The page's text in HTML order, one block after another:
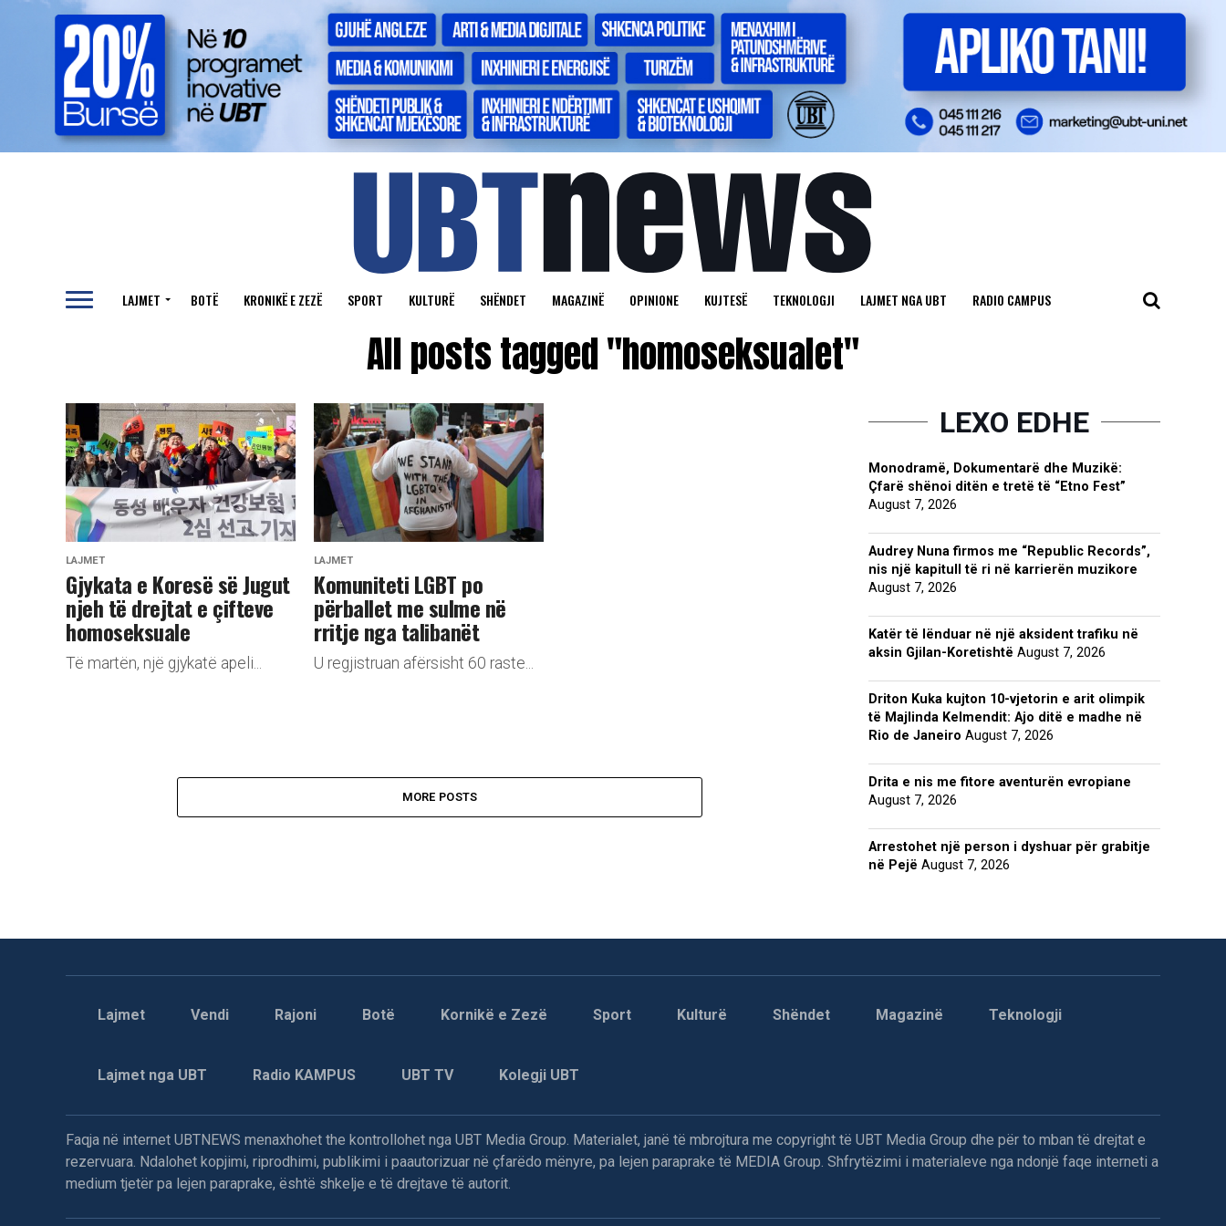
LAJMET BOTË KRONIKË E ZEZË SPORT KULTURË SHËNDET MAGAZINË OPINIONE KUJTESË TEKNOLOGJI LAJMET NGA UBT RADIO CAMPUS
All posts tagged "homoseksualet"
LAJMET
Gjykata e Koresë së Jugut
njeh të drejtat e çifteve
homoseksuale
Të martën, një gjykatë apeli...
LAJMET
Komuniteti LGBT po
përballet me sulme në
rritje nga talibanët
U regjistruan afërsisht 60 raste...
MORE POSTS
LEXO EDHE
Monodramë, Dokumentarë dhe Muzikë:
Çfarë shënoi ditën e tretë të “Etno Fest”
August 7, 2026
Audrey Nuna firmos me “Republic Records”,
nis një kapitull të ri në karrierën muzikore
August 7, 2026
Katër të lënduar në një aksident trafiku në
aksin Gjilan-Koretishtë August 7, 2026
Driton Kuka kujton 10-vjetorin e arit olimpik
të Majlinda Kelmendit: Ajo ditë e madhe në
Rio de Janeiro August 7, 2026
Drita e nis me fitore aventurën evropiane
August 7, 2026
Arrestohet një person i dyshuar për grabitje
në Pejë August 7, 2026
Lajmet Vendi Rajoni Botë Kornikë e Zezë Sport Kulturë Shëndet Magazinë Teknologji
Lajmet nga UBT Radio KAMPUS UBT TV Kolegji UBT
Faqja në internet UBTNEWS menaxhohet the kontrollohet nga UBT Media Group. Materialet, janë të mbrojtura me copyright të UBT Media Group dhe për to mban të drejtat e
rezervuara. Ndalohet kopjimi, riprodhimi, publikimi i paautorizuar në çfarëdo mënyre, pa lejen paraprake të MEDIA Group. Shfrytëzimi i materialeve nga ndonjë faqe interneti a
medium tjetër pa lejen paraprake, është shkelje e të drejtave të autorit.